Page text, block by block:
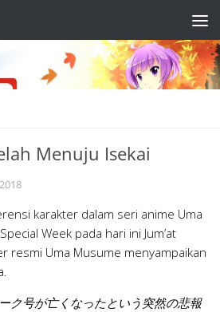
Menuju Isekai
karakter dalam seri anime Uma
Week pada hari ini Jum’at
resmi Uma Musume menyampaikan
ク号が亡くなったという突然の悲報